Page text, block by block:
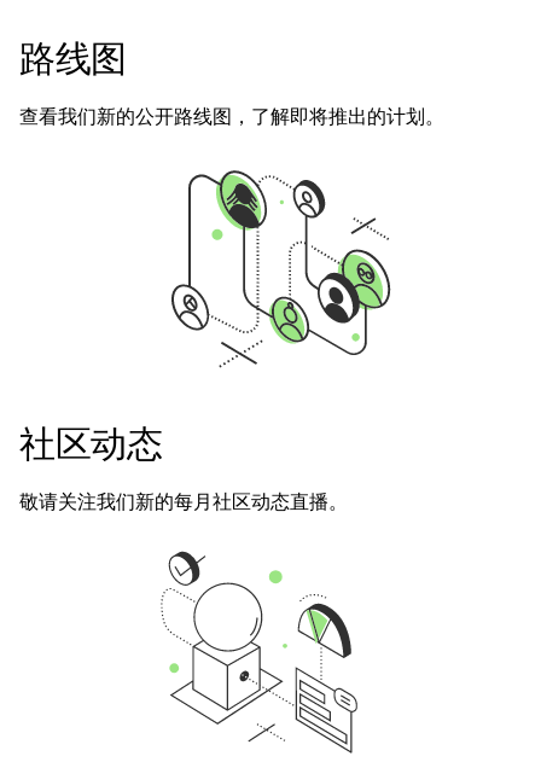
路线图
查看我们新的公开路线图，了解即将推出的计划。
社区动态
敬请关注我们新的每月社区动态直播。